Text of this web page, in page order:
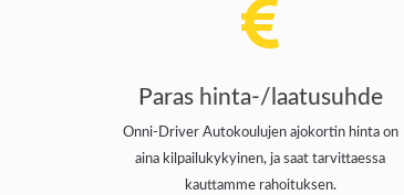
Paras hinta-/laatusuhde
Onni-Driver Autokoulujen ajokortin hinta on
aina kilpailukykyinen, ja saat tarvittaessa
kauttamme rahoituksen.